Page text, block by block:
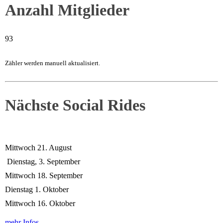
Anzahl Mitglieder
93
Zähler werden manuell aktualisiert.
Nächste Social Rides
Mittwoch 21. August
Dienstag, 3. September
Mittwoch 18. September
Dienstag 1. Oktober
Mittwoch 16. Oktober